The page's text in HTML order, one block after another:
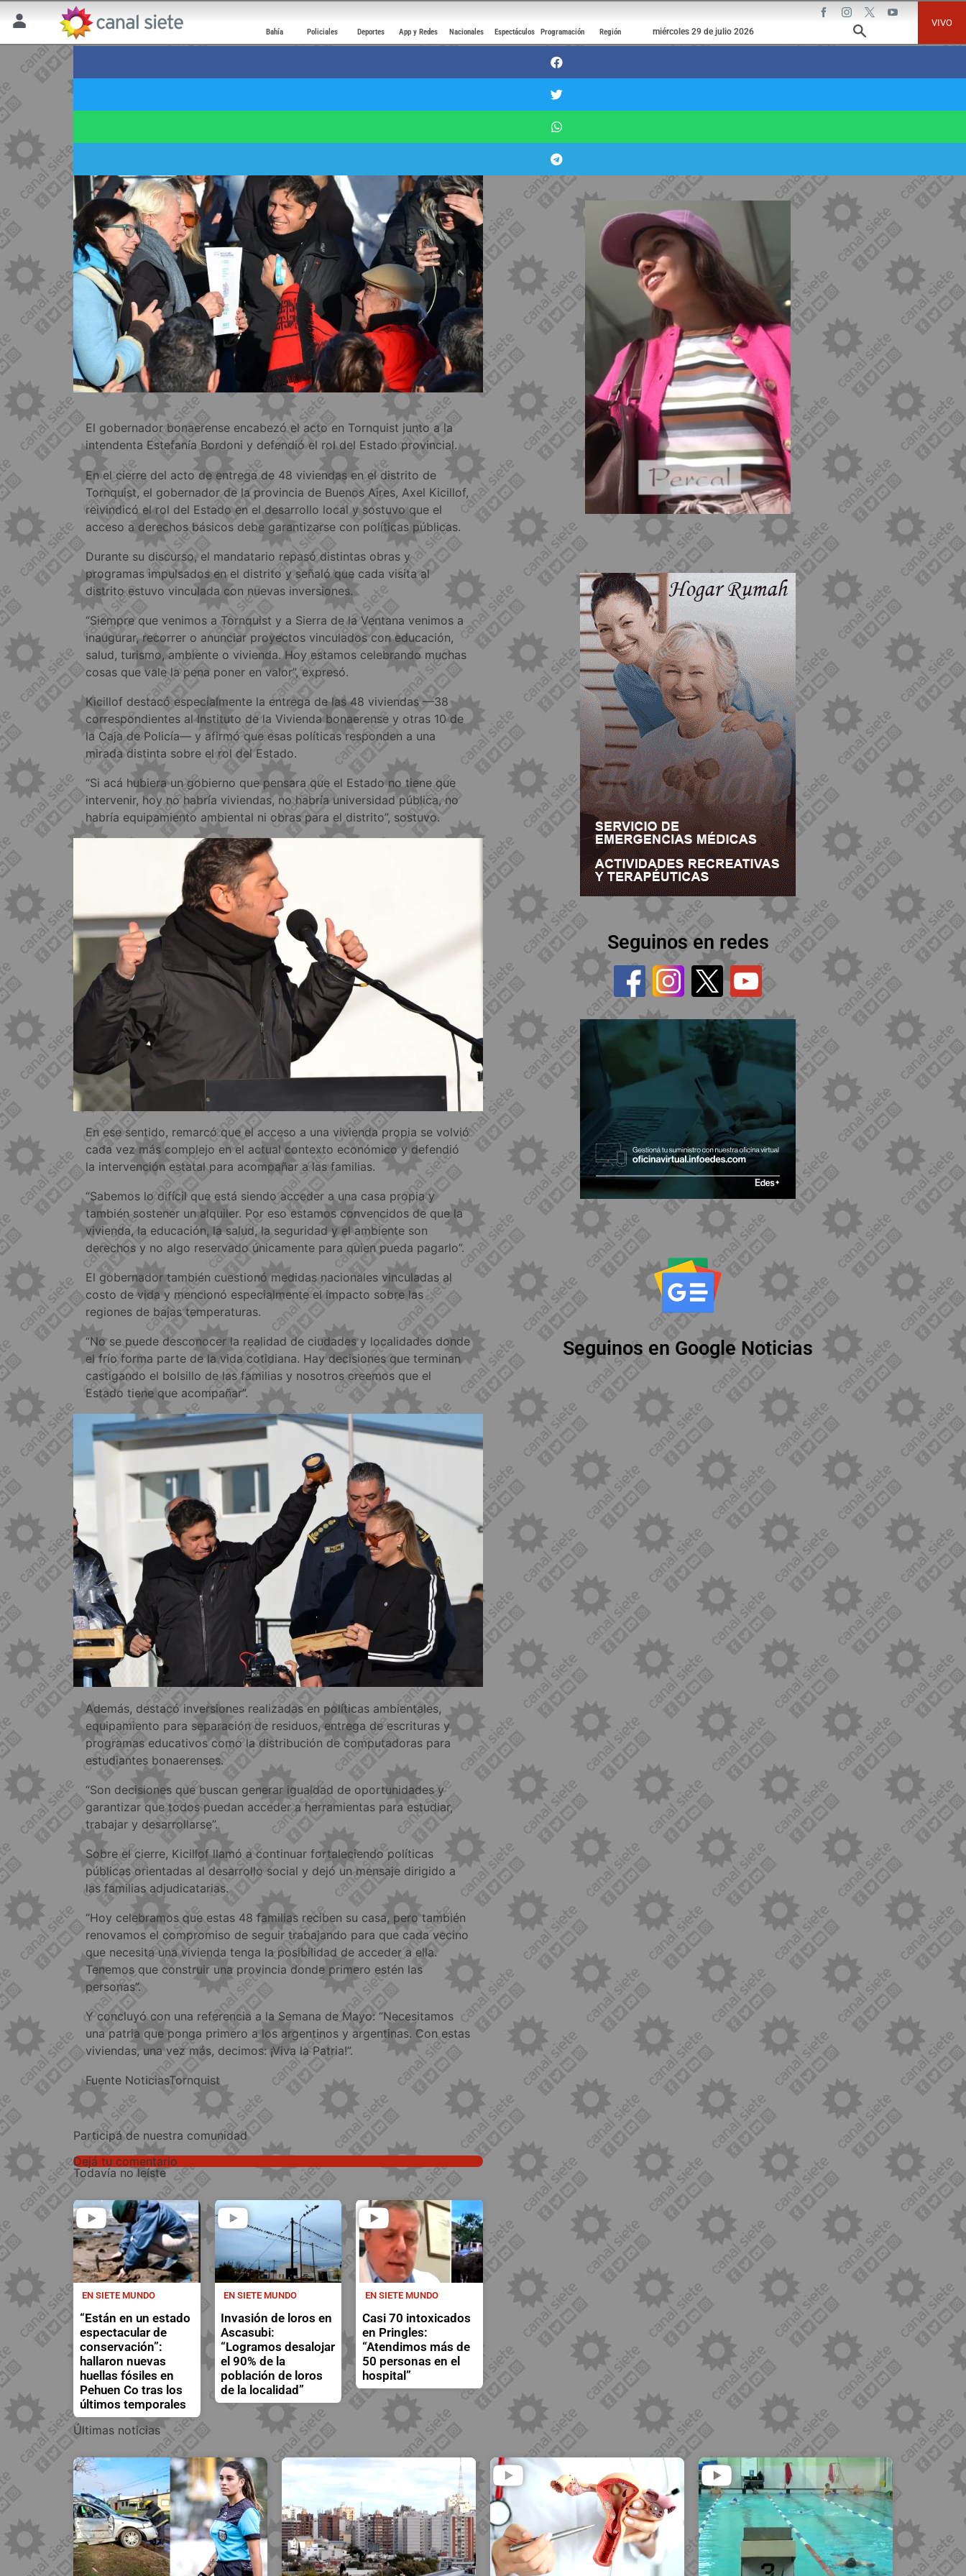
Bahía Policiales Deportes App y Redes Nacionales Espectáculos Programación Región miércoles 29 de julio 2026
VIVO
Kicillof “La vivienda, la educación y la salud son derechos, no privilegios”
El gobernador bonaerense encabezó el acto en Tornquist junto a la
intendenta Estefanía Bordoni y defendió el rol del Estado provincial.
En el cierre del acto de entrega de 48 viviendas en el distrito de
Tornquist, el gobernador de la provincia de Buenos Aires, Axel Kicillof,
reivindicó el rol del Estado en el desarrollo local y sostuvo que el
acceso a derechos básicos debe garantizarse con políticas públicas.
Durante su discurso, el mandatario repasó distintas obras y
programas impulsados en el distrito y señaló que cada visita al
distrito estuvo vinculada con nuevas inversiones.
“Siempre que venimos a Tornquist y a Sierra de la Ventana venimos a
inaugurar, recorrer o anunciar proyectos vinculados con educación,
salud, turismo, ambiente o vivienda. Hoy estamos celebrando muchas
cosas que vale la pena poner en valor”, expresó.
Kicillof destacó especialmente la entrega de las 48 viviendas —38
correspondientes al Instituto de la Vivienda bonaerense y otras 10 de
la Caja de Policía— y afirmó que esas políticas responden a una
mirada distinta sobre el rol del Estado.
“Si acá hubiera un gobierno que pensara que el Estado no tiene que
intervenir, hoy no habría viviendas, no habría universidad pública, no
habría equipamiento ambiental ni obras para el distrito”, sostuvo.
En ese sentido, remarcó que el acceso a una vivienda propia se volvió
cada vez más complejo en el actual contexto económico y defendió
la intervención estatal para acompañar a las familias.
“Sabemos lo difícil que está siendo acceder a una casa propia y
también sostener un alquiler. Por eso estamos convencidos de que la
vivienda, la educación, la salud, la seguridad y el ambiente son
derechos y no algo reservado únicamente para quien pueda pagarlo”.
El gobernador también cuestionó medidas nacionales vinculadas al
costo de vida y mencionó especialmente el impacto sobre las
regiones de bajas temperaturas.
“No se puede desconocer la realidad de ciudades y localidades donde
el frío forma parte de la vida cotidiana. Hay decisiones que terminan
castigando el bolsillo de las familias y nosotros creemos que el
Estado tiene que acompañar”.
Además, destacó inversiones realizadas en políticas ambientales,
equipamiento para separación de residuos, entrega de escrituras y
programas educativos como la distribución de computadoras para
estudiantes bonaerenses.
“Son decisiones que buscan generar igualdad de oportunidades y
garantizar que todos puedan acceder a herramientas para estudiar,
trabajar y desarrollarse”.
Sobre el cierre, Kicillof llamó a continuar fortaleciendo políticas
públicas orientadas al desarrollo social y dejó un mensaje dirigido a
las familias adjudicatarias.
“Hoy celebramos que estas 48 familias reciben su casa, pero también
renovamos el compromiso de seguir trabajando para que cada vecino
que necesita una vivienda tenga la posibilidad de acceder a ella.
Tenemos que construir una provincia donde primero estén las
personas”.
Y concluyó con una referencia a la Semana de Mayo: “Necesitamos
una patria que ponga primero a los argentinos y argentinas. Con estas
viviendas, una vez más, decimos: ¡Viva la Patria!”.
Fuente NoticiasTornquist
Participá de nuestra comunidad
Dejá tu comentario
Todavía no leíste
EN SIETE MUNDO
“Están en un estado
espectacular de
conservación”:
hallaron nuevas
huellas fósiles en
Pehuen Co tras los
últimos temporales
EN SIETE MUNDO
Invasión de loros en
Ascasubi:
“Logramos desalojar
el 90% de la
población de loros
de la localidad”
EN SIETE MUNDO
Casi 70 intoxicados
en Pringles:
“Atendimos más de
50 personas en el
hospital”
Seguinos en redes
Seguinos en Google Noticias
Últimas noticias